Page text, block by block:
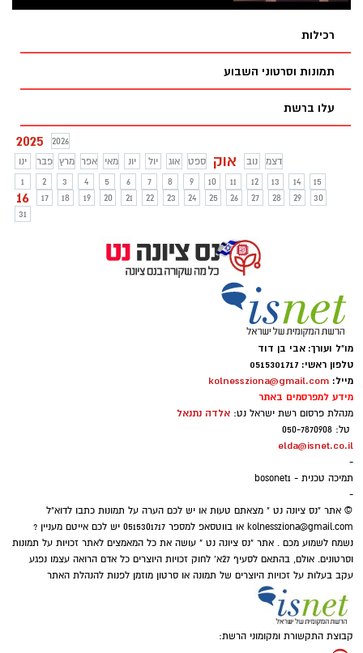
לאחר חודשים של ציפייה דרוכה ודחייה
הסטודיו נפגשו עם הזמרת נטע ברזילי
חיבוקים, אנרגיה ותקווה.
רכילות
תמונות וסרטוני השבוע
עלו ברשת
2025
2026
ינו
פבר מרץ אפר מאי יונ יול אוג ספט אוק נוב
דצמ
1
2 3 4 5 6 7 8 9 10 11 12 13 14 15
16 17 18 19 20 21 22 23 24 25 26 27 28 29
30
31
מו"ל ועורך: אבי בן דוד
טלפון ראשי: 0515301717
מייל: kolnessziona@gmail.com
מידע למפרסמים באתר
מנהלת פרסום רשת ישראל נט: אלדה נתנאל
טל: 050-7870908
elda@isnet.co.il
-
תמיכה טכנית - bosonet1
-
© אתר "נס ציונה נט " מצאתם טעות או יש לכם הערה על תמונות כתבו לדוא"ל
kolnessziona@gmail.com
או בווטסאפ למספר 0515301717 יש לכם אייטם מעניין ?
נשמח לשמוע מכם . אתר "נס ציונה נט " עושה את כל המאמצים לאתר זכויות על תמונות
וסרטונים. אולם, בהתאם לסעיף 27א' לחוק זכויות היוצרים כל אדם הרואה עצמו נפגע
עקב בעלות על זכויות היוצרים של תמונה או סרטון מוזמן לפנות להנהלת האתר
קבוצת התקשורת ומקומוני הרשת: